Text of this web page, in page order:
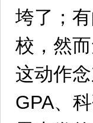
垮了；
校，然
这动作
GPA、